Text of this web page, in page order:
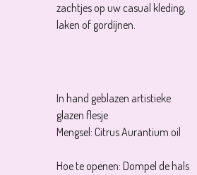
zachtjes op uw casual kleding,
laken of gordijnen.
In hand geblazen artistieke
glazen flesje
Mengsel: Citrus Aurantium oil
Hoe te openen: Dompel de hals